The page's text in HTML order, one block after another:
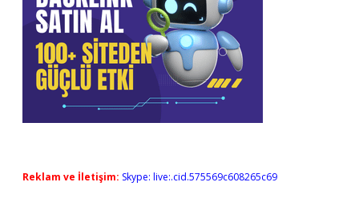
Reklam ve İletişim: Skype: live:.cid.575569c608265c69